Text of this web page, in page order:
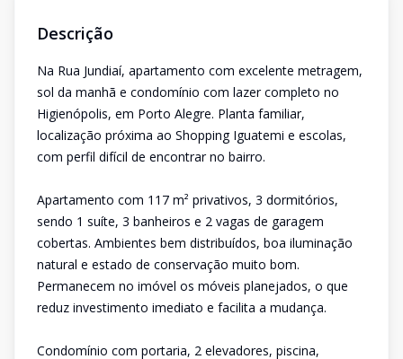
Descrição
Na Rua Jundiaí, apartamento com excelente metragem,
sol da manhã e condomínio com lazer completo no
Higienópolis, em Porto Alegre. Planta familiar,
localização próxima ao Shopping Iguatemi e escolas,
com perfil difícil de encontrar no bairro.
Apartamento com 117 m² privativos, 3 dormitórios,
sendo 1 suíte, 3 banheiros e 2 vagas de garagem
cobertas. Ambientes bem distribuídos, boa iluminação
natural e estado de conservação muito bom.
Permanecem no imóvel os móveis planejados, o que
reduz investimento imediato e facilita a mudança.
Condomínio com portaria, 2 elevadores, piscina,